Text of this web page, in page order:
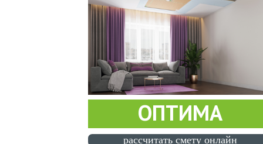
ОПТИМА
раccчитать смету онлайн